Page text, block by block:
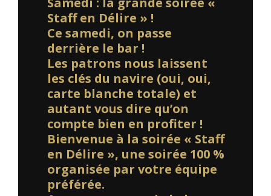
Staff en Délire » !
Ce samedi, on passe
derrière le bar !
Les patrons nous laissent
les clés du navire (oui, oui,
carte blanche totale) et
autant vous dire qu’on
compte bien en profiter !
Bienvenue à la soirée « Staff
en Délire », une soirée 100 %
organisée par votre équipe
préférée.